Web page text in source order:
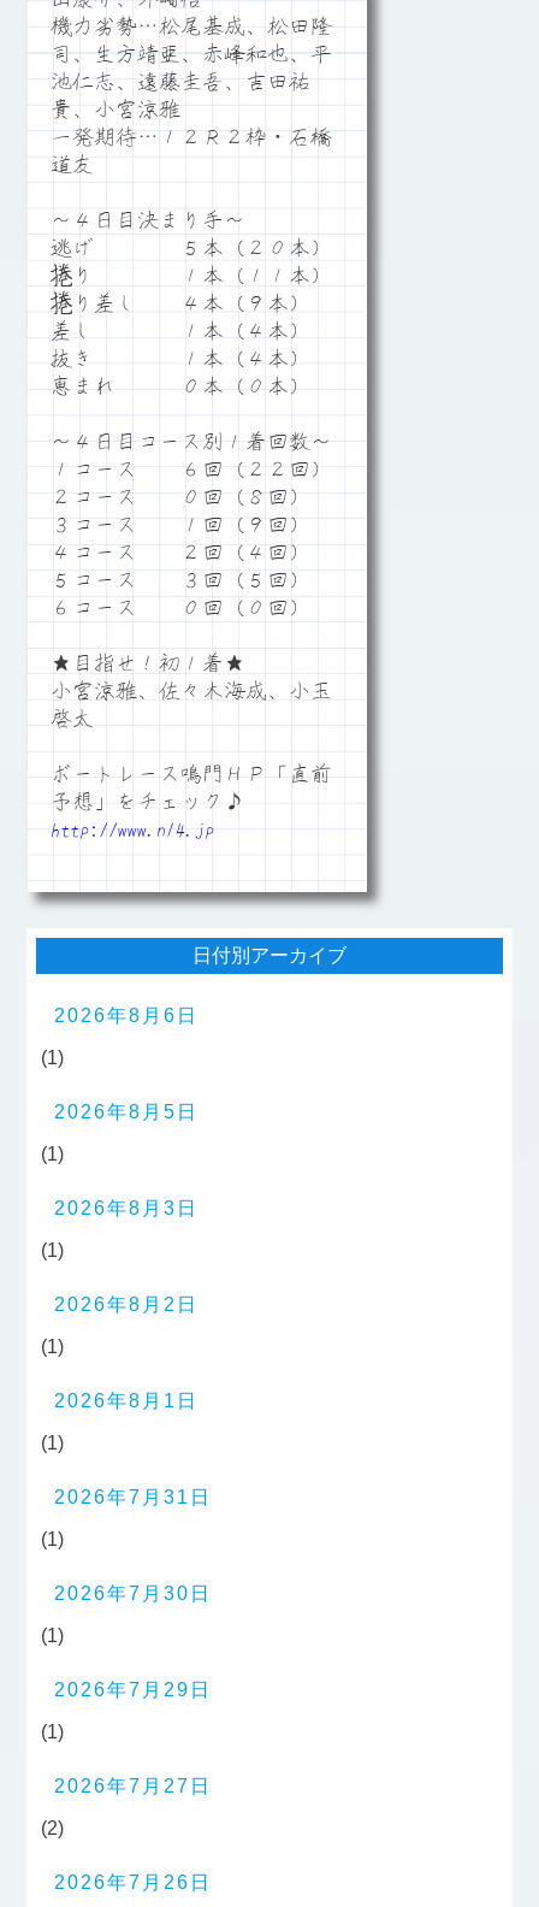
機力劣勢…松尾基成、松田隆
司、生方靖亜、赤峰和也、平
池仁志、遠藤圭吾、吉田祐
貴、小宮涼雅
一発期待…１２Ｒ２枠・石橋
道友
～４日目決まり手～
逃げ ５本（２０本）
捲り １本（１１本）
捲り差し ４本（９本）
差し １本（４本）
抜き １本（４本）
恵まれ ０本（０本）
～４日目コース別１着回数～
１コース ６回（２２回）
２コース ０回（８回）
３コース １回（９回）
４コース ２回（４回）
５コース ３回（５回）
６コース ０回（０回）
★目指せ！初１着★
小宮涼雅、佐々木海成、小玉
啓太
ボートレース鳴門ＨＰ「直前
予想」をチェック♪
http://www.n14.jp
日付別アーカイブ
2026年8月6日
(1)
2026年8月5日
(1)
2026年8月3日
(1)
2026年8月2日
(1)
2026年8月1日
(1)
2026年7月31日
(1)
2026年7月30日
(1)
2026年7月29日
(1)
2026年7月27日
(2)
2026年7月26日